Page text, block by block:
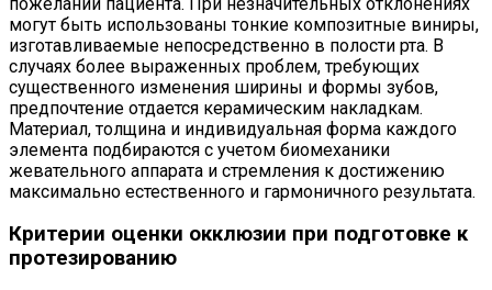
могут быть использованы тонкие композитные виниры,
изготавливаемые непосредственно в полости рта. В
случаях более выраженных проблем, требующих
существенного изменения ширины и формы зубов,
предпочтение отдается керамическим накладкам.
Материал, толщина и индивидуальная форма каждого
элемента подбираются с учетом биомеханики
жевательного аппарата и стремления к достижению
максимально естественного и гармоничного результата.
Критерии оценки окклюзии при подготовке к
протезированию